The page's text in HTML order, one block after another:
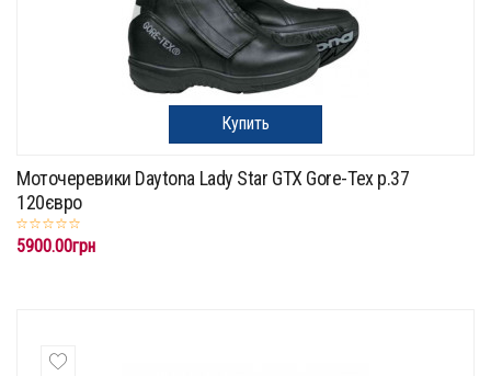
Купить
Mоточеревики Daytona Lady Star GTX Gore-Tex p.37
120євро
5900.00грн